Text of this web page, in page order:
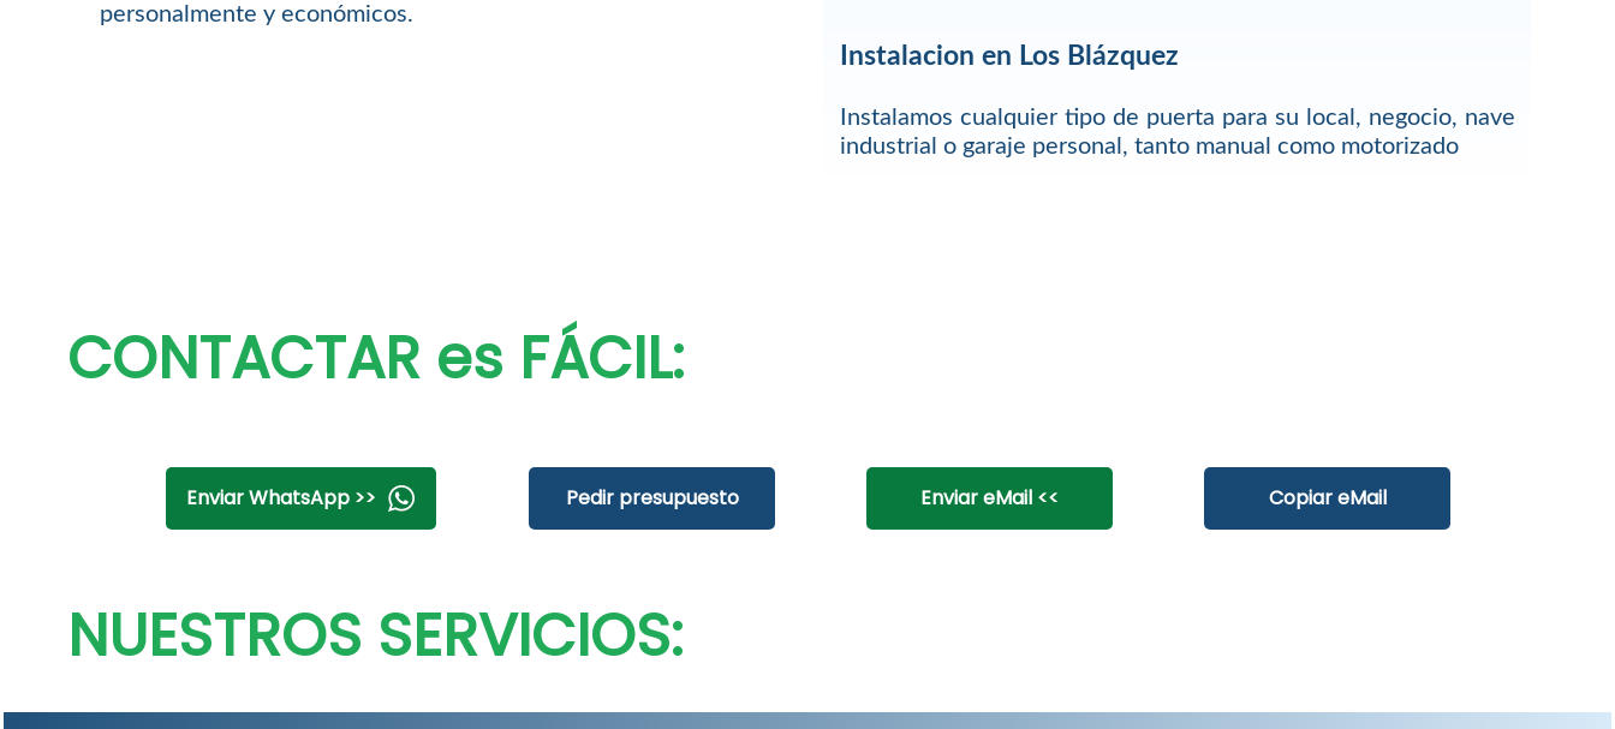
personalmente y económicos.
Instalacion en Los Blázquez
Instalamos cualquier tipo de puerta para su local, negocio, nave
industrial o garaje personal, tanto manual como motorizado
CONTACTAR es FÁCIL:
Enviar WhatsApp >> Pedir presupuesto Enviar eMail << Copiar eMail
NUESTROS SERVICIOS: